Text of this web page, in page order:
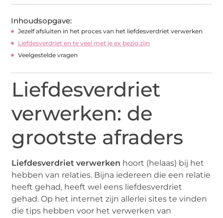
Inhoudsopgave:
Jezelf afsluiten in het proces van het liefdesverdriet verwerken
Liefdesverdriet en te veel met je ex bezig zijn
Veelgestelde vragen
Liefdesverdriet
verwerken: de
grootste afraders
Liefdesverdriet verwerken hoort (helaas) bij het
hebben van relaties. Bijna iedereen die een relatie
heeft gehad, heeft wel eens liefdesverdriet
gehad. Op het internet zijn allerlei sites te vinden
die tips hebben voor het verwerken van